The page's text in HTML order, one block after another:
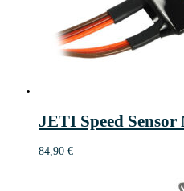
JETI Speed
84,90 €